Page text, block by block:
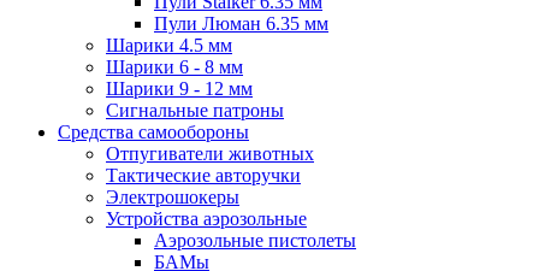
Пули Люман 6.35 мм
Шарики 4.5 мм
Шарики 6 - 8 мм
Шарики 9 - 12 мм
Сигнальные патроны
Средства самообороны
Отпугиватели животных
Тактические авторучки
Электрошокеры
Устройства аэрозольные
Аэрозольные пистолеты
БАМы